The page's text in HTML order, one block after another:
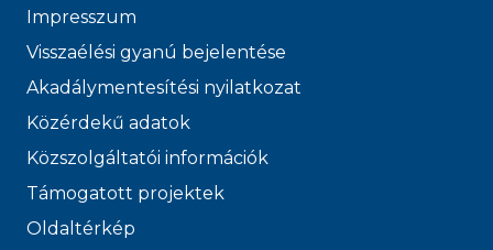
Impresszum
Visszaélési gyanú bejelentése
Akadálymentesítési nyilatkozat
Közérdekű adatok
Közszolgáltatói információk
Támogatott projektek
Oldaltérkép